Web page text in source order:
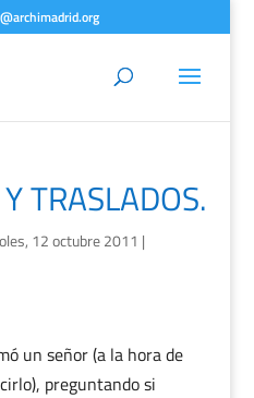
TRASLADOS.
12 octubre 2011 |
un señor (a la hora de
preguntando si